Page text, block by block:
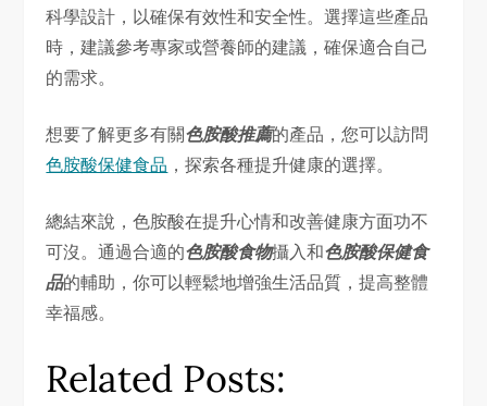
科學設計，以確保有效性和安全性。選擇這些產品
時，建議參考專家或營養師的建議，確保適合自己
的需求。
想要了解更多有關色胺酸推薦的產品，您可以訪問
色胺酸保健食品 ，探索各種提升健康的選擇。
總結來說，色胺酸在提升心情和改善健康方面功不
可沒。通過合適的色胺酸食物攝入和色胺酸保健食
品的輔助，你可以輕鬆地增強生活品質，提高整體
幸福感。
Related Posts: